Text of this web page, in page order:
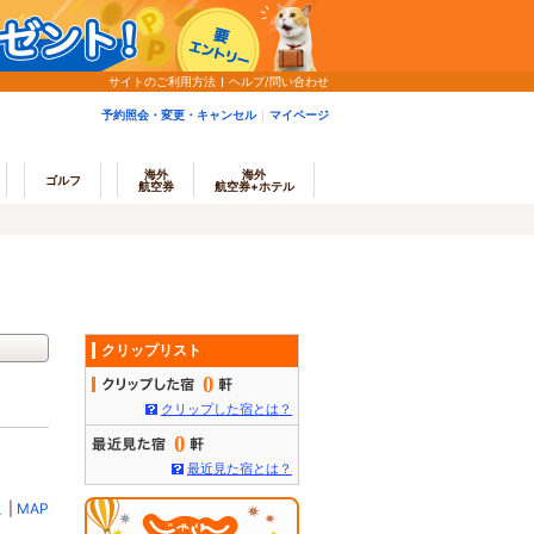
サイトのご利用方法 ヘルプ/問い合わせ
予約照会・変更・キャンセル マイページ
ゴルフ
海外
航空券
海外
航空券+ホテル
MAP
クリップリスト
0
クリップした宿とは？
0
最近見た宿とは？